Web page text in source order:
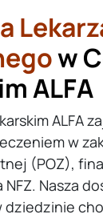
w
ALFA
ALFA
w
(POZ),
Nasza
dziedzinie